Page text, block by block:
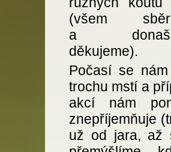
(všem
a
děkujeme).
Počasí se
trochu mstí a
akcí nám
znepříjemňuje
už od jara, až